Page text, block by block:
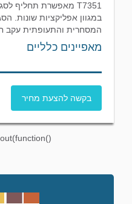
במגוון אפליקציות שונות.
המסחרית והתעופתית עקב
מאפיינים כלליים
בקשה להצעת מחיר